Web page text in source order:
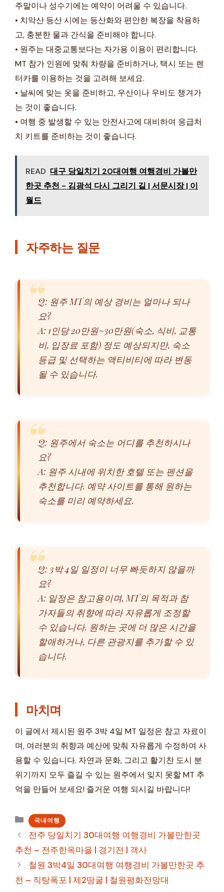
주말이나 성수기에는 예약이 어려울 수 있습니다.
• 치악산 등산 시에는 등산화와 편안한 복장을 착용하
고, 충분한 물과 간식을 준비해야 합니다.
• 원주는 대중교통보다는 자가용 이용이 편리합니다.
MT 참가 인원에 맞춰 차량을 준비하거나, 택시 또는 렌
터카를 이용하는 것을 고려해 보세요.
• 날씨에 맞는 옷을 준비하고, 우산이나 우비도 챙겨가
는 것이 좋습니다.
• 여행 중 발생할 수 있는 안전사고에 대비하여 응급처
치 키트를 준비하는 것이 좋습니다.
READ 대구 당일치기 20대여행 여행경비 가볼만
한곳 추천 - 김광석 다시 그리기 길 | 서문시장 | 이
월드
자주하는 질문
Q: 원주 MT의 예상 경비는 얼마나 되나
요?
A: 1인당 20만원~30만원(숙소, 식비, 교통
비, 입장료 포함) 정도 예상되지만, 숙소
등급 및 선택하는 액티비티에 따라 변동
될 수 있습니다.
Q: 원주에서 숙소는 어디를 추천하시나
요?
A: 원주 시내에 위치한 호텔 또는 펜션을
추천합니다. 예약 사이트를 통해 원하는
숙소를 미리 예약하세요.
Q: 3박 4일 일정이 너무 빠듯하지 않을까
요?
A: 일정은 참고용이며, MT의 목적과 참
가자들의 취향에 따라 자유롭게 조정할
수 있습니다. 원하는 곳에 더 많은 시간을
할애하거나, 다른 관광지를 추가할 수 있
습니다.
마치며
이 글에서 제시된 원주 3박 4일 MT 일정은 참고 자료이
며, 여러분의 취향과 예산에 맞춰 자유롭게 수정하여 사
용할 수 있습니다. 자연과 문화, 그리고 활기찬 도시 분
위기까지 모두 즐길 수 있는 원주에서 잊지 못할 MT 추
억을 만들어 보세요! 즐거운 여행 되시길 바랍니다!
카
테
고
리
국내여행
전주 당일치기 30대여행 여행경비 가볼만한곳
추천 – 전주한옥마을 | 경기전 | 객사
철원 3박4일 30대여행 여행경비 가볼만한곳 추
천 – 직탕폭포 | 제2땅굴 | 철원평화전망대